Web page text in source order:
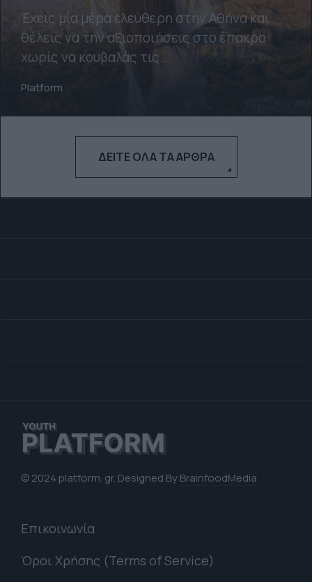
Έχεις μία μέρα ελεύθερη στην Αθήνα και
θέλεις να την αξιοποιήσεις στο έπακρο
χωρίς να κουβαλάς τις...
Platform
ΔΕΊΤΕ ΌΛΑ ΤΑ ΆΡΘΡΑ
© 2024 platform. gr. Designed ByBrainfoodMedia
Επικοινωνία
Όροι Χρήσης (Terms of Service)